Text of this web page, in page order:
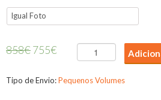
858€755€
Quantidade
de
Cadeirão
Tipo de Envio:Pequenos Volumes